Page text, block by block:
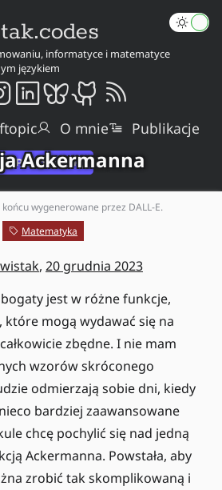
informatyce i matematyce
językiem
O mnie Publikacje
Ackermanna
wygenerowane przez DALL-E.
Matematyka
, 20 grudnia 2023
jest w różne funkcje,
mogą wydawać się na
zbędne. I nie mam
wzorów skróconego
odmierzają sobie dni, kiedy
bardziej zaawansowane
chcę pochylić się nad jedną
Ackermanna. Powstała, aby
zrobić tak skomplikowaną i